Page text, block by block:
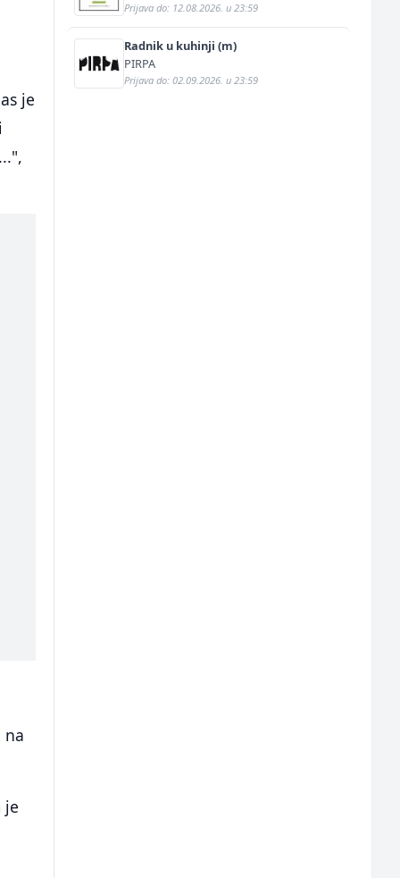
je
na
je
Prijava do: 12.08.2026. u 23:59
Radnik u kuhinji (m)
PIRPA
Prijava do: 02.09.2026. u 23:59